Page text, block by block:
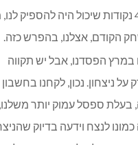
הפסד של פחות מ-4 נקודות שיכול היה להספיק
הקודם, אצלנו, בהפרש כזה.
על ניצחון. נכון, לקחנו
בעלת ספסל עמוק יותר
לנצח וידעה בדיוק